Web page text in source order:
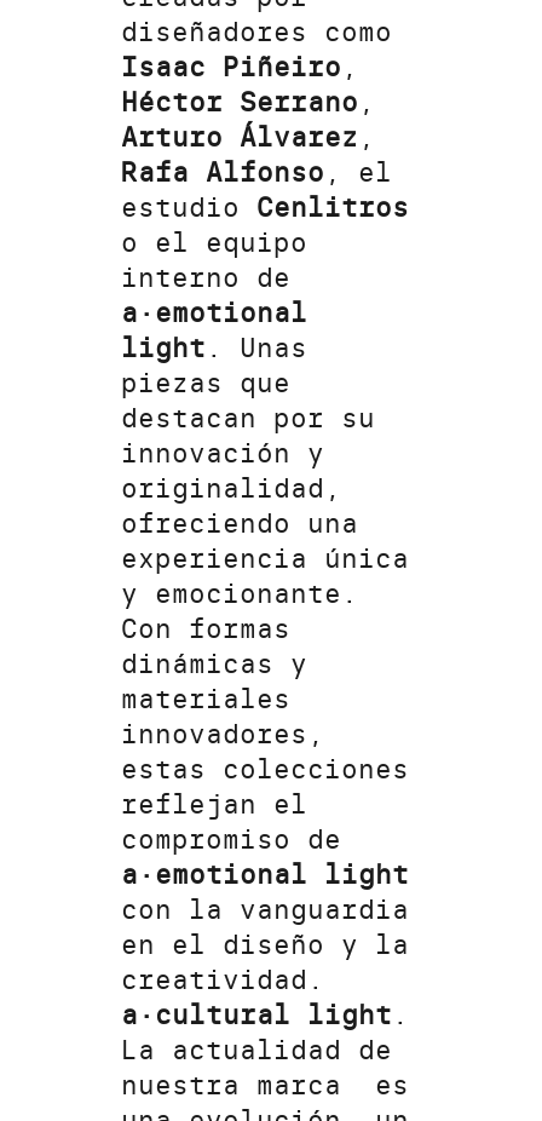
diseñadores como
Isaac Piñeiro ,
Héctor Serrano ,
Arturo Álvarez ,
Rafa Alfonso , el
estudio Cenlitros
o el equipo
interno de
a·emotional
light . Unas
piezas que
destacan por su
innovación y
originalidad,
ofreciendo una
experiencia única
y emocionante.
Con formas
dinámicas y
materiales
innovadores,
estas colecciones
reflejan el
compromiso de
a·emotional light
con la vanguardia
en el diseño y la
creatividad.
a·cultural light .
La actualidad de
nuestra marca es